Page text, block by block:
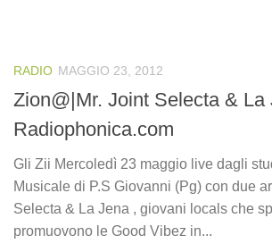
RADIO MAGGIO 23, 2012
Zion@|Mr. Joint Selecta & La
Radiophonica.com
Gli Zii Mercoledì 23 maggio live dagli
Musicale di P.S Giovanni (Pg) con due
Selecta & La Jena , giovani locals che
promuovono le Good Vibez in...